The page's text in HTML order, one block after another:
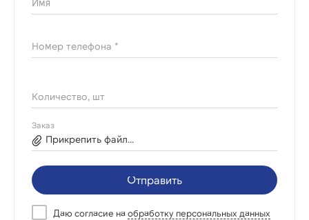
Имя
Номер телефона *
Количество, шт
Заказ
Прикрепить файл...
Отправить
Даю согласие на обработку персональных данных